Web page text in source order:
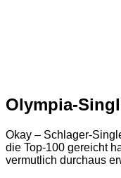
Olympia-
Okay – Schlager-
die Top-100 gereicht
vermutlich durchaus